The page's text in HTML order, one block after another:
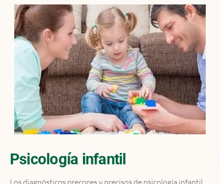
Psicología infantil
Los diagnósticos precoces y precisos de psicología infantil,